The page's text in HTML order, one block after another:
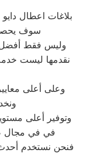
بلاغات اعطال
سوف
وليس فقط أفضل
نقدمها ليست
وعلى أعلى
وتوفير أعلى
في في مجال
فنحن نستخدم